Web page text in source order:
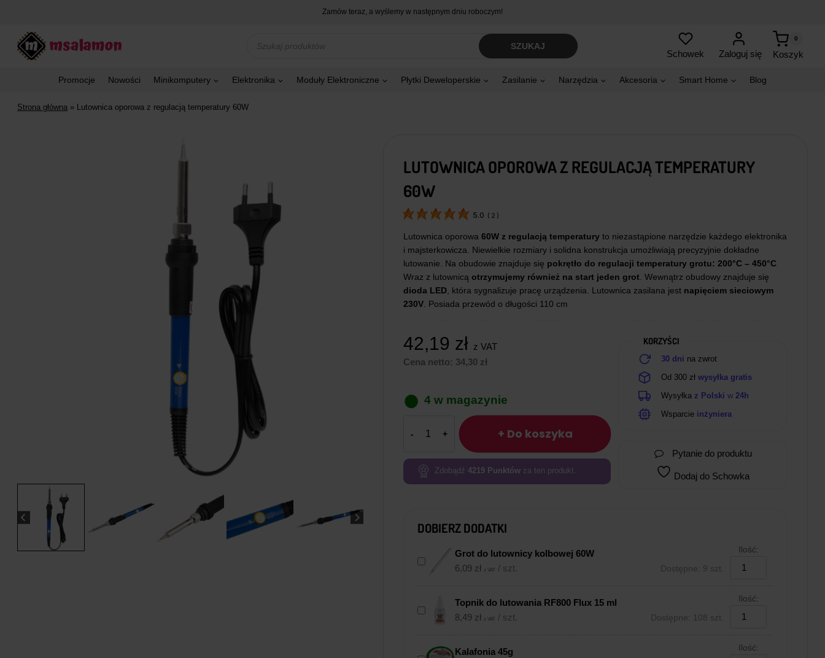
Zamów teraz, a wyślemy w następnym dniu roboczym!
produktów
SZUKAJ
Schowek Zaloguj się Koszyk
0
Promocje Nowości Minikomputery Elektronika Moduły Elektroniczne Płytki Deweloperskie Zasilanie Narzędzia Akcesoria Smart Home Blog
Strona główna » Lutownica oporowa z regulacją temperatury 60W
LUTOWNICA OPOROWA Z REGULACJĄ TEMPERATURY
60W
5.0 ( 2 )
Lutownica oporowa 60W z regulacją temperaturyto niezastąpione narzędzie każdego elektronika
i majsterkowicza. Niewielkie rozmiary i solidna konstrukcja umożliwiają precyzyjnie dokładne
lutowanie. Na obudowie znajduje się pokrętło do regulacji temperatury grotu: 200°C – 450°C
Wraz z lutownicą otrzymujemy również na start jeden grot. Wewnątrz obudowy znajduje się
dioda LED, która sygnalizuje pracę urządzenia. Lutownica zasilana jest napięciem sieciowym
230V. Posiada przewód o długości 110 cm
42,19 zł z VAT
Cena netto: 34,30 zł
4 w magazynie
Lutownica
regulacją
+ Do koszyka
Zdobądź 4219Punktówza ten produkt.
KORZYŚCI
30 dni na zwrot
Od 300 złwysyłka gratis
Wysyłka z Polskiw24h
Wsparcie inżyniera
Pytanie do produktu
Dodaj do Schowka
DOBIERZ DODATKI
Grot do lutownicy kolbowej 60W
6,09 zł z VAT / szt. Dostępne: 9 szt.
Ilość:
Topnik do lutowania RF800 Flux 15 ml
8,49 zł z VAT / szt. Dostępne: 108 szt.
Ilość:
Kalafonia 45g
Ilość: